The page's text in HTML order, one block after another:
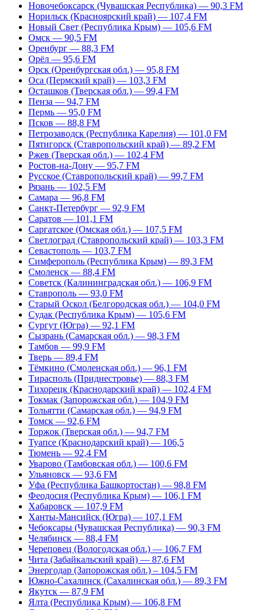
Новочебоксарск (Чувашская Республика) — 90,3 FM
Норильск (Красноярский край) — 107,4 FM
Новый Свет (Республика Крым) — 105,6 FM
Омск — 90,5 FM
Оренбург — 88,3 FM
Орёл — 95,6 FM
Орск (Оренбургская обл.) — 95,8 FM
Оса (Пермский край) — 103,3 FM
Осташков (Тверская обл.) — 99,4 FM
Пенза — 94,7 FM
Пермь — 95,0 FM
Псков — 88,8 FM
Петрозаводск (Республика Карелия) — 101,0 FM
Пятигорск (Ставропольский край) — 89,2 FM
Ржев (Тверская обл.) — 102,4 FM
Ростов-на-Дону — 95,7 FM
Русское (Ставропольский край) — 99,7 FM
Рязань — 102,5 FM
Самара — 96,8 FM
Санкт-Петербург — 92,9 FM
Саратов — 101,1 FM
Саргатское (Омская обл.) — 107,5 FM
Светлоград (Ставропольский край) — 103,3 FM
Севастополь — 103,7 FM
Симферополь (Республика Крым) — 89,3 FM
Смоленск — 88,4 FM
Советск (Калининградская обл.) — 106,9 FM
Ставрополь — 93,0 FM
Старый Оскол (Белгородская обл.) — 104,0 FM
Судак (Республика Крым) — 105,6 FM
Сургут (Югра) — 92,1 FM
Сызрань (Самарская обл.) — 98,3 FM
Тамбов — 99,9 FM
Тверь — 89,4 FM
Тёмкино (Смоленская обл.) — 96,1 FM
Тирасполь (Приднестровье) — 88,3 FM
Тихорецк (Краснодарский край) — 102,4 FM
Токмак (Запорожская обл.) — 104,9 FM
Тольятти (Самарская обл.) — 94,9 FM
Томск — 92,6 FM
Торжок (Тверская обл.) — 94,7 FM
Туапсе (Краснодарский край) — 106,5
Тюмень — 92,4 FM
Уварово (Тамбовская обл.) — 100,6 FM
Ульяновск — 93,6 FM
Уфа (Республика Башкортостан) — 98,8 FM
Феодосия (Республика Крым) — 106,1 FM
Хабаровск — 107,9 FM
Ханты-Мансийск (Югра) — 107,1 FM
Чебоксары (Чувашская Республика) — 90,3 FM
Челябинск — 88,4 FM
Череповец (Вологодская обл.) — 106,7 FM
Чита (Забайкальский край) — 87,6 FM
Энергодар (Запорожская обл.) – 104,5 FM
Южно-Сахалинск (Сахалинская обл.) — 89,3 FM
Якутск — 87,9 FM
Ялта (Республика Крым) — 106,8 FM